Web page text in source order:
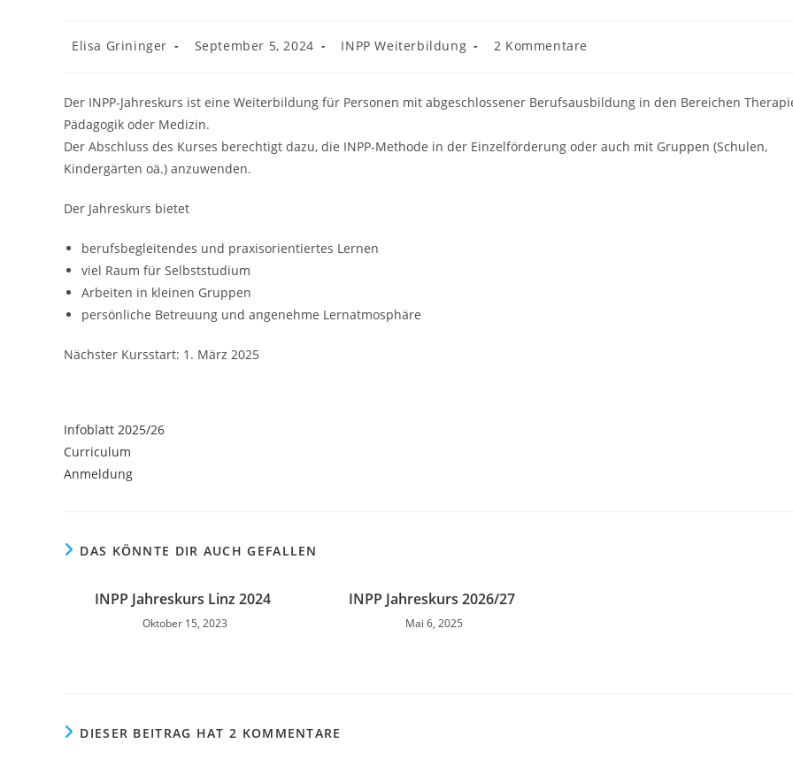
Beitrags-
Elisa Grininger
Beitrag
veröffentlicht:
September 5, 2024
Beitrags-
INPP Weiterbildung
Beitrags-
2 Kommentare
Der INPP-Jahreskurs ist eine Weiterbildung für Personen mit abgeschlossener Berufsausbildung in den Bereichen
Pädagogik oder Medizin.
Der Abschluss des Kurses berechtigt dazu, die INPP-Methode in der Einzelförderung oder auch mit Gruppen (Schulen,
Kindergärten oä.) anzuwenden.
Der Jahreskurs bietet
berufsbegleitendes und praxisorientiertes Lernen
viel Raum für Selbststudium
Arbeiten in kleinen Gruppen
persönliche Betreuung und angenehme Lernatmosphäre
Nächster Kursstart: 1. März 2025
Infoblatt 2025/26
Curriculum
Anmeldung
DAS KÖNNTE DIR AUCH GEFALLEN
INPP Jahreskurs Linz 2024
Oktober 15, 2023
INPP Jahreskurs 2026/27
Mai 6, 2025
DIESER BEITRAG HAT 2 KOMMENTARE